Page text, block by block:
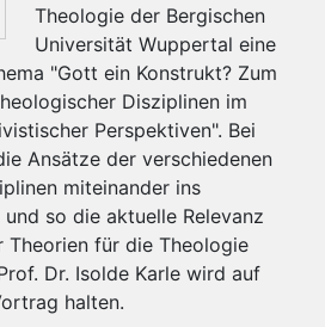
Theologie der Bergischen
Universität Wuppertal eine
"Gott ein Konstrukt? Zum
Disziplinen im
Perspektiven". Bei
Ansätze der verschiedenen
miteinander ins
so die aktuelle Relevanz
für die Theologie
Dr. Isolde Karle wird auf
halten.